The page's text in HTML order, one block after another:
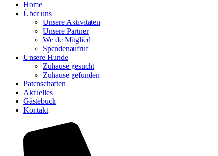
Home
Über uns
Unsere Aktivitäten
Unsere Partner
Werde Mitglied
Spendenaufruf
Unsere Hunde
Zuhause gesucht
Zuhause gefunden
Patenschaften
Aktuelles
Gästebuch
Kontakt